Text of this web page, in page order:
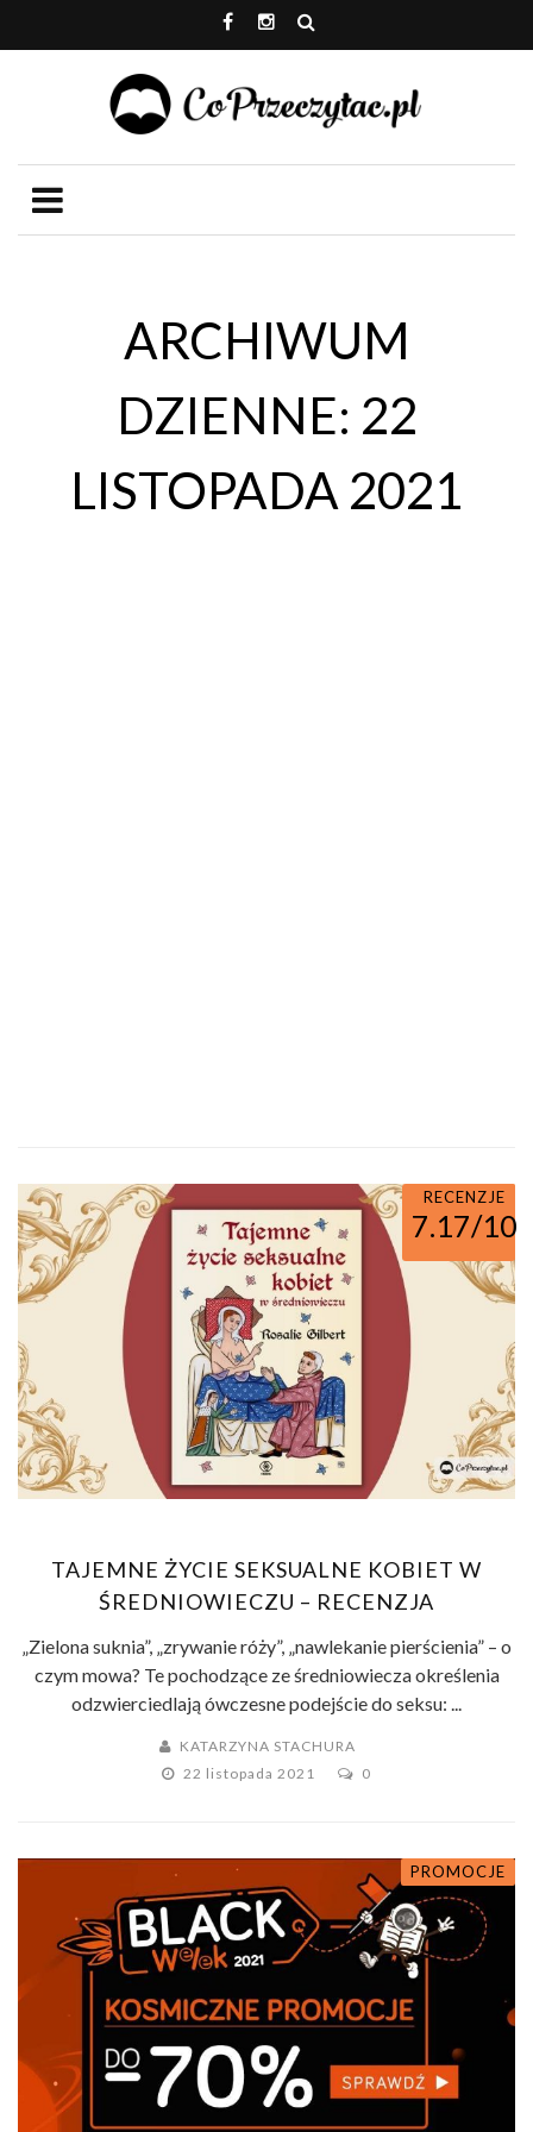
ARCHIWUM
DZIENNE: 22
LISTOPADA 2021
RECENZJE
7.17/10
TAJEMNE ŻYCIE SEKSUALNE KOBIET W
ŚREDNIOWIECZU – RECENZJA
„Zielona suknia”, „zrywanie róży”, „nawlekanie pierścienia” – o
czym mowa? Te pochodzące ze średniowiecza określenia
odzwierciedlają ówczesne podejście do seksu: ...
KATARZYNA STACHURA
22 listopada 2021
0
PROMOCJE